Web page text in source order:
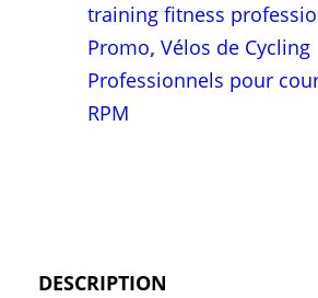
training fitness
Promo, Vélos de Cycling
Professionnels pour
RPM
DESCRIPTION